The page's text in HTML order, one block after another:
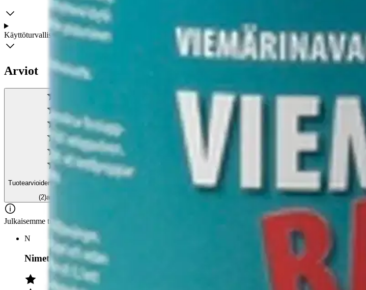
Käyttöturvallisuus
Arviot
Tuotearvioiden keskiarvo
(2)arviota
Julkaisemme tuotearvioita vain varmistetuista ostoksista. Niitä voivat kirjoittaa asiakkaat, jotka ovat käyttäneet S-
N
Nimetön